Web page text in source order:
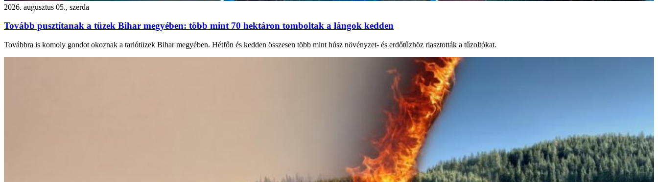
2026. augusztus 05., szerda
Tovább pusztítanak a tüzek Bihar megyében: több mint 70 hektáron tomboltak a lángok kedden
Továbbra is komoly gondot okoznak a tarlótüzek Bihar megyében. Hétfőn és kedden összesen több mint húsz növényzet- és erdőtűzhöz riasztották a tűzoltókat.